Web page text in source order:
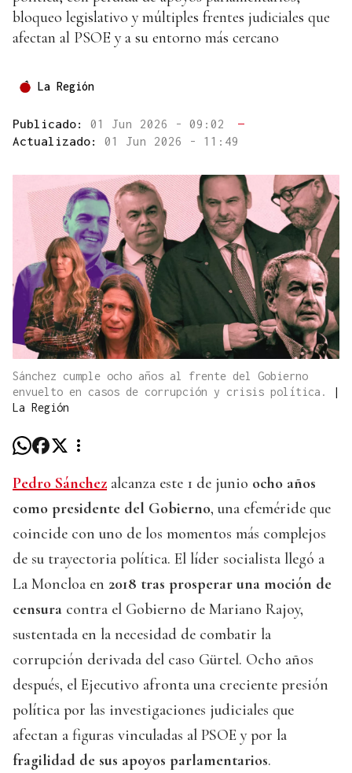
bloqueo legislativo y múltiples frentes judiciales que
afectan al PSOE y a su entorno más cercano
La Región
Publicado: 01 Jun 2026 - 09:02
—
Actualizado: 01 Jun 2026 - 11:49
Sánchez cumple ocho años al frente del Gobierno
envuelto en casos de corrupción y crisis política.
|
La Región
Pedro Sánchez alcanza este 1 de junio ocho años
como presidente del Gobierno, una efeméride que
coincide con uno de los momentos más complejos
de su trayectoria política. El líder socialista llegó a
La Moncloa en 2018 tras prosperar una moción de
censura contra el Gobierno de Mariano Rajoy,
sustentada en la necesidad de combatir la
corrupción derivada del caso Gürtel. Ocho años
después, el Ejecutivo afronta una creciente presión
política por las investigaciones judiciales que
afectan a figuras vinculadas al PSOE y por la
fragilidad de sus apoyos parlamentarios.